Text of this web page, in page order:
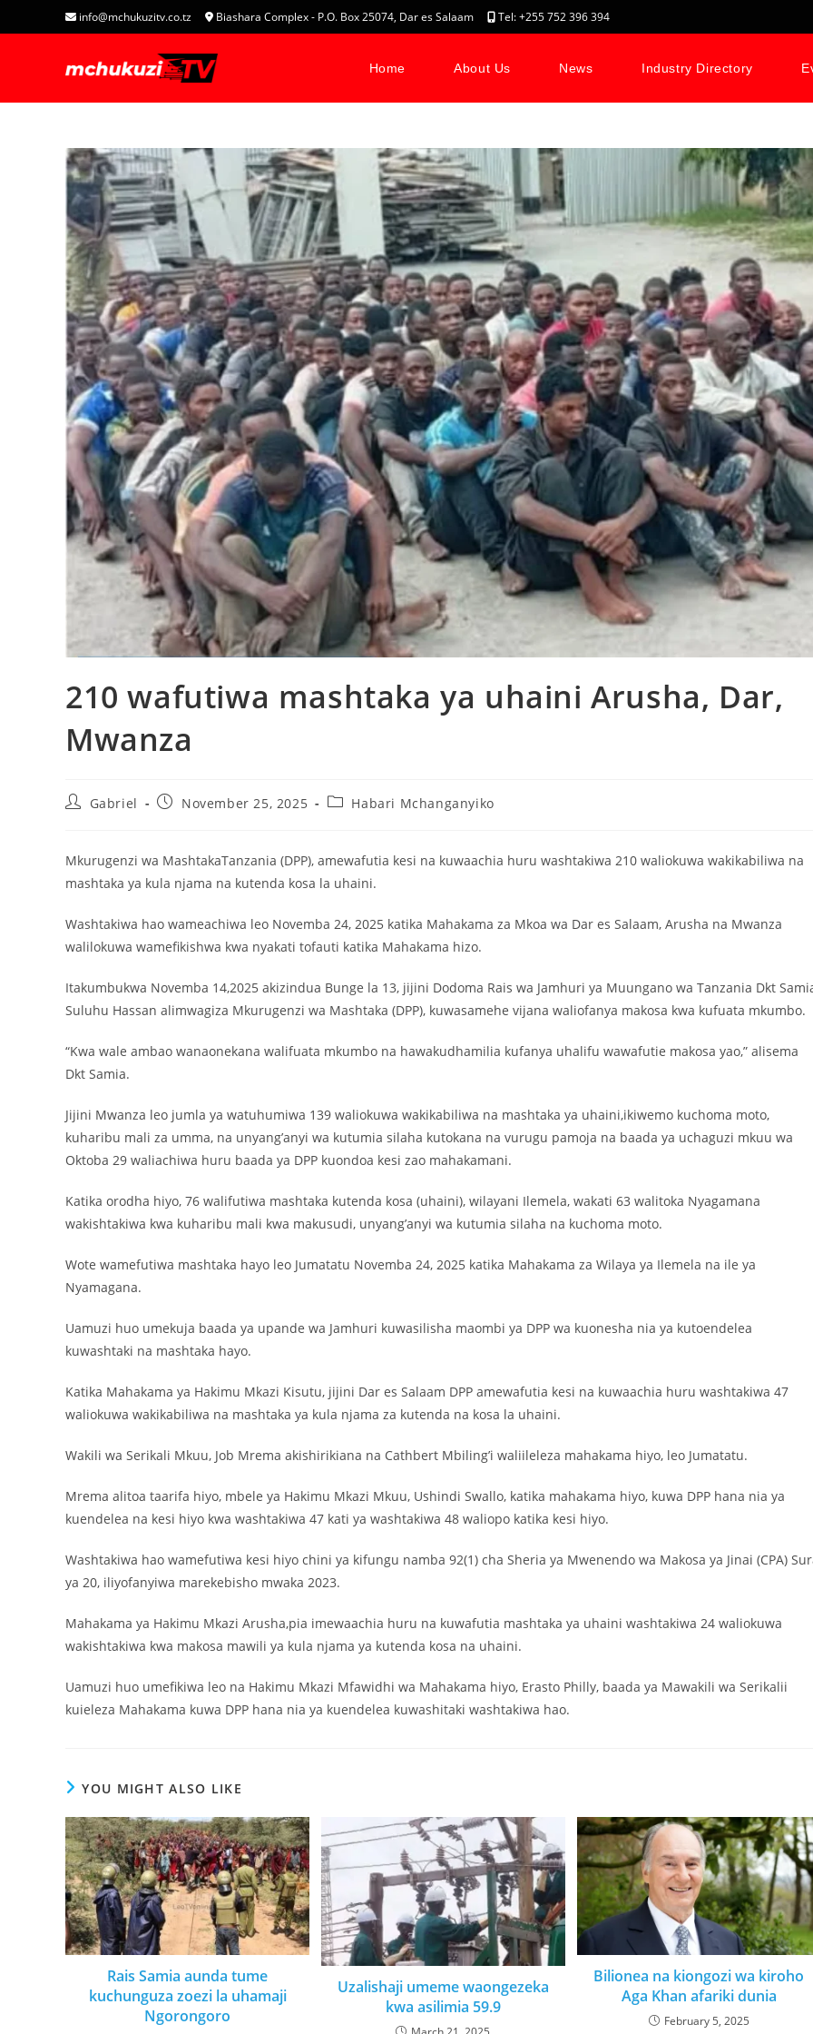
info@mchukuzitv.co.tz Biashara Complex - P.O. Box 25074, Dar es Salaam Tel: +255 752 396 394
Home About Us News Industry Directory
210 wafutiwa mashtaka ya uhaini Arusha, Dar,
Mwanza
Gabriel November 25, 2025 Habari Mchanganyiko
Mkurugenzi wa MashtakaTanzania (DPP), amewafutia kesi na kuwaachia huru washtakiwa 210 waliokuwa wakikabiliwa na
mashtaka ya kula njama na kutenda kosa la uhaini.
Washtakiwa hao wameachiwa leo Novemba 24, 2025 katika Mahakama za Mkoa wa Dar es Salaam, Arusha na Mwanza
walilokuwa wamefikishwa kwa nyakati tofauti katika Mahakama hizo.
Itakumbukwa Novemba 14,2025 akizindua Bunge la 13, jijini Dodoma Rais wa Jamhuri ya Muungano wa Tanzania Dkt
Suluhu Hassan alimwagiza Mkurugenzi wa Mashtaka (DPP), kuwasamehe vijana waliofanya makosa kwa kufuata mkumbo.
“Kwa wale ambao wanaonekana walifuata mkumbo na hawakudhamilia kufanya uhalifu wawafutie makosa yao,” alisema
Dkt Samia.
Jijini Mwanza leo jumla ya watuhumiwa 139 waliokuwa wakikabiliwa na mashtaka ya uhaini,ikiwemo kuchoma moto,
kuharibu mali za umma, na unyang’anyi wa kutumia silaha kutokana na vurugu pamoja na baada ya uchaguzi mkuu wa
Oktoba 29 waliachiwa huru baada ya DPP kuondoa kesi zao mahakamani.
‎Katika orodha hiyo, 76 walifutiwa mashtaka kutenda kosa (uhaini), wilayani Ilemela, wakati 63 walitoka Nyagamana
wakishtakiwa kwa kuharibu mali kwa makusudi, unyang’anyi wa kutumia silaha na kuchoma moto.
Wote wamefutiwa mashtaka hayo leo Jumatatu Novemba 24, 2025 katika Mahakama za Wilaya ya Ilemela na ile ya
Nyamagana.
Uamuzi huo umekuja baada ya upande wa Jamhuri kuwasilisha maombi ya DPP wa kuonesha nia ya kutoendelea
kuwashtaki na mashtaka hayo.
Katika Mahakama ya Hakimu Mkazi Kisutu, jijini Dar es Salaam DPP amewafutia kesi na kuwaachia huru washtakiwa 47
waliokuwa wakikabiliwa na mashtaka ya kula njama za kutenda na kosa la uhaini.
Wakili wa Serikali Mkuu, Job Mrema akishirikiana na Cathbert Mbiling’i waliileleza mahakama hiyo, leo Jumatatu.
Mrema alitoa taarifa hiyo, mbele ya Hakimu Mkazi Mkuu, Ushindi Swallo, katika mahakama hiyo, kuwa DPP hana nia ya
kuendelea na kesi hiyo kwa washtakiwa 47 kati ya washtakiwa 48 waliopo katika kesi hiyo.
Washtakiwa hao wamefutiwa kesi hiyo chini ya kifungu namba 92(1) cha Sheria ya Mwenendo wa Makosa ya Jinai (CPA)
ya 20, iliyofanyiwa marekebisho mwaka 2023.
Mahakama ya Hakimu Mkazi Arusha,pia imewaachia huru na kuwafutia mashtaka ya uhaini washtakiwa 24 waliokuwa
wakishtakiwa kwa makosa mawili ya kula njama ya kutenda kosa na uhaini.
Uamuzi huo umefikiwa leo na Hakimu Mkazi Mfawidhi wa Mahakama hiyo, Erasto Philly, baada ya Mawakili wa Serikalii
kuieleza Mahakama kuwa DPP hana nia ya kuendelea kuwashitaki washtakiwa hao.
YOU MIGHT ALSO LIKE
Rais Samia aunda tume
kuchunguza zoezi la uhamaji
Ngorongoro
Uzalishaji umeme waongezeka
kwa asilimia 59.9
Bilionea na kiongozi wa kiroho
Aga Khan afariki dunia
February 5, 2025